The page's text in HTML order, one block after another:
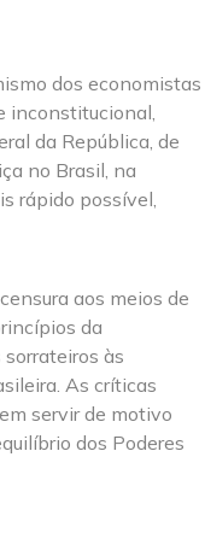
dos economistas
inconstitucional,
da República, de
no Brasil, na
rápido possível,
aos meios de
da
às
As críticas
servir de motivo
dos Poderes